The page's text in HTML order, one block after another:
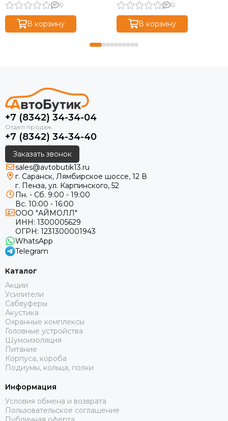
0
В корзину
0
В корзину
+7 (8342) 34-34-04
+7 (8342) 34-34-40
Заказать звонок
sales@avtobutik13.ru
г. Саранск, Лямбирское шоссе, 12 В
г. Пенза, ул. Карпинского, 52
Пн. - Сб. 9:00 - 19:00
Вс. 10:00 - 16:00
ООО "АЙМОЛЛ"
ИНН: 1300005629
ОГРН: 1231300001943
WhatsApp
Telegram
Каталог
Акции
Усилители
Сабвуферы
Акустика
Охранные комплексы
Головные устройства
Шумоизоляция
Питание
Корпуса, короба
Подиумы, кольца, полки
Информация
Условия обмена и возврата
Пользовательское соглашение